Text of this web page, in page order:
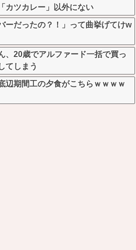
カツカレー」以外にない
ーだったの？！」って曲挙げてけw
、20歳でアルファード一括で買っ
てしまう
辺期間工の夕食がこちらｗｗｗｗ